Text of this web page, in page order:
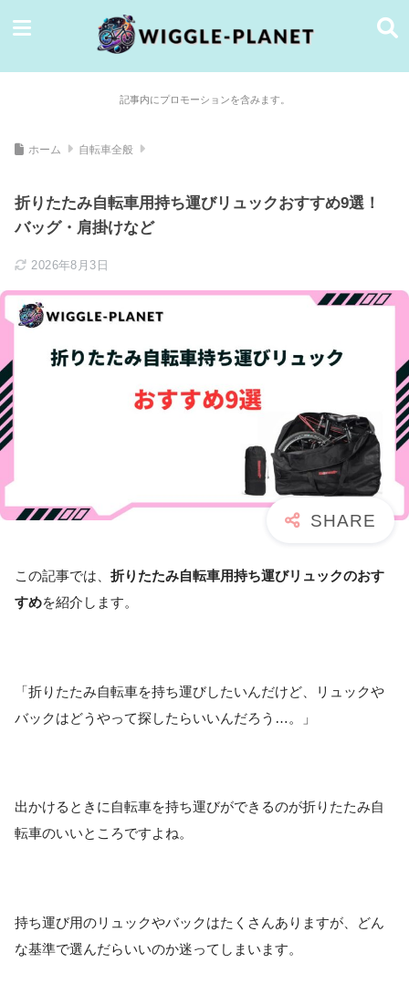
記事内にプロモーションを含みます。
ホーム 自転車全般
折りたたみ自転車用持ち運びリュックおすすめ9選！
バッグ・肩掛けなど
2026年8月3日
この記事では、 折りたたみ自転車用持ち運びリュックのおす
すめを紹介します。
「折りたたみ自転車を持ち運びしたいんだけど、リュックや
バックはどうやって探したらいいんだろう…。」
出かけるときに自転車を持ち運びができるのが折りたたみ自
転車のいいところですよね。
持ち運び用のリュックやバックはたくさんありますが、どん
な基準で選んだらいいのか迷ってしまいます。